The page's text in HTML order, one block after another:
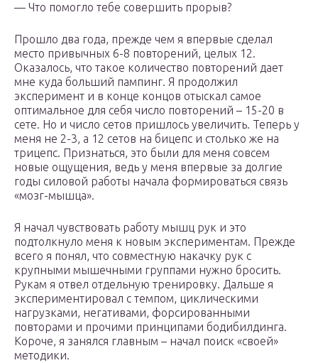
— Что помогло тебе совершить прорыв?
Прошло два года, прежде чем я впервые сделал
место привычных 6-8 повторений, целых 12.
Оказалось, что такое количество повторений дает
мне куда больший пампинг. Я продолжил
эксперимент и в конце концов отыскал самое
оптимальное для себя число повторений – 15-20 в
сете. Но и число сетов пришлось увеличить. Теперь у
меня не 2-3, а 12 сетов на бицепс и столько же на
трицепс. Признаться, это были для меня совсем
новые ощущения, ведь у меня впервые за долгие
годы силовой работы начала формироваться связь
«мозг-мышца».
Я начал чувствовать работу мышц рук и это
подтолкнуло меня к новым экспериментам. Прежде
всего я понял, что совместную накачку рук с
крупными мышечными группами нужно бросить.
Рукам я отвел отдельную тренировку. Дальше я
экспериментировал с темпом, циклическими
нагрузками, негативами, форсированными
повторами и прочими принципами бодибилдинга.
Короче, я занялся главным – начал поиск «своей»
методики.